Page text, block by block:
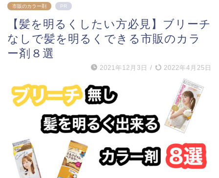
市販のカラー剤 PR
【髪を明るくしたい方必見】ブリーチ
なしで髪を明るくできる市販のカラ
ー剤８選
2021年12月3日 / 2022年4月25日